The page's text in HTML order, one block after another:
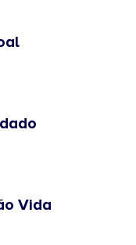
Vida